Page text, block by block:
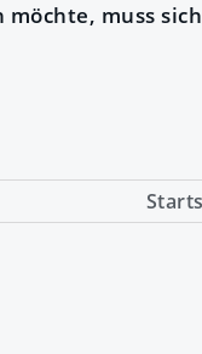
muss